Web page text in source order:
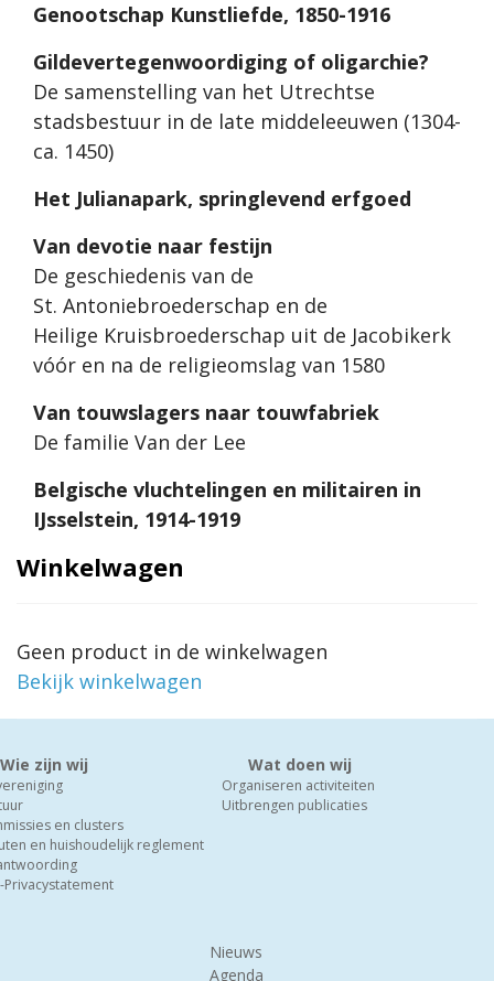
Genootschap Kunstliefde, 1850-1916
Gildevertegenwoordiging of oligarchie?
De samenstelling van het Utrechtse
stadsbestuur in de late middeleeuwen (1304-
ca. 1450)
Het Julianapark, springlevend erfgoed
Van devotie naar festijn
De geschiedenis van de
St. Antoniebroederschap en de
Heilige Kruisbroederschap uit de Jacobikerk
vóór en na de religieomslag van 1580
Van touwslagers naar touwfabriek
De familie Van der Lee
Belgische vluchtelingen en militairen in
IJsselstein, 1914-1919
Winkelwagen
Geen product in de winkelwagen
Bekijk winkelwagen
Wie zijn wij
en clusters
en huishoudelijk reglement
Privacystatement
Wat doen wij
Organiseren activiteiten
Uitbrengen publicaties
Nieuws
Agenda